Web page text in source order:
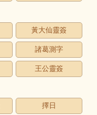
黃大仙靈簽
諸葛測字
王公靈簽
擇日